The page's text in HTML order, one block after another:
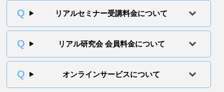
リアルセミナー受講料金について
リアル研究会 会員料金について
オンラインサービスについて